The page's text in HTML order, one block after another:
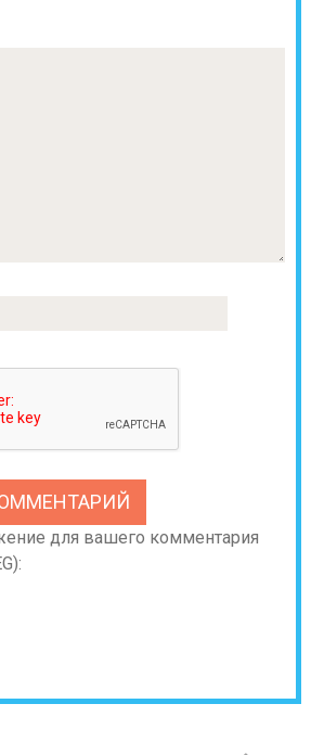
для вашего комментария